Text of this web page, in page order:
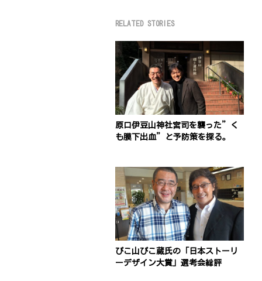
RELATED STORIES
原口伊豆山神社宮司を襲った”く
も膜下出血”と予防策を探る。
ぴこ山ぴこ蔵氏の「日本ストーリ
ーデザイン大賞」選考会総評